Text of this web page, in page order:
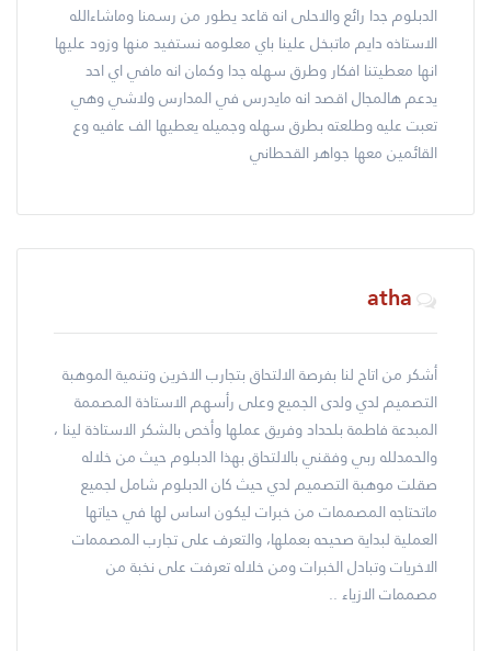
الدبلوم جدا رائع والاحلى انه قاعد يطور من رسمنا وماشاءالله
الاستاذه دايم ماتبخل علينا باي معلومه نستفيد منها وزود عليها
انها معطيتنا افكار وطرق سهله جدا وكمان انه مافي اي احد
يدعم هالمجال اقصد انه مايدرس في المدارس ولاشي وهي
تعبت عليه وطلعته بطرق سهله وجميله يعطيها الف عافيه وع
القائمين معها جواهر القحطاني
atha
أشكر من اتاح لنا بفرصة الالتحاق بتجارب الاخرين وتنمية الموهبة
التصميم لدي ولدى الجميع وعلى رأسهم الاستاذة المصممة
المبدعة فاطمة بلحداد وفريق عملها وأخص بالشكر الاستاذة لينا ،
والحمدلله ربي وفقني بالالتحاق بهذا الدبلوم حيث من خلاله
صقلت موهبة التصميم لدي حيث كان الدبلوم شامل لجميع
ماتحتاجه المصممات من خبرات ليكون اساس لها في حياتها
العملية لبداية صحيحه بعملها، والتعرف على تجارب المصممات
الاخريات وتبادل الخبرات ومن خلاله تعرفت على نخبة من
مصممات الازياء ..